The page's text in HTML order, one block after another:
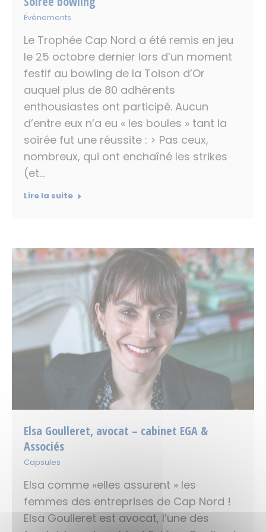
Évènements
Le Trophée Cap Nord a été remis en jeu
le 25 octobre dernier lors d’un moment
festif au bowling de la Toison d’Or
auquel plus de 80 adhérents
enthousiastes ont participé. Aucun
d’entre eux n’a eu « les boules » tant la
soirée fut une réussite : > Pas ceux,
nombreux, qui ont enchaîné les strikes
(et…
Lire la suite
Elsa Goulleret, avocat – cabinet EGA &
Associés
Capsules
Elsa comme «elles assurent » les
femmes des entreprises de Cap Nord !
Elsa Goulleret est avocat, l’une des